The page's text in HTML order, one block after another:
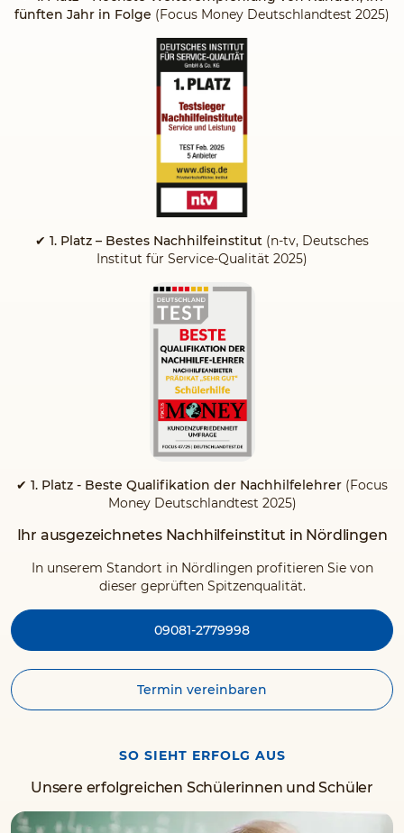
fünften Jahr in Folge (Focus Money Deutschlandtest 2025)
✔ 1. Platz – Bestes Nachhilfeinstitut (n-tv, Deutsches
Institut für Service-Qualität 2025)
✔ 1. Platz - Beste Qualifikation der Nachhilfelehrer (Focus
Money Deutschlandtest 2025)
Ihr ausgezeichnetes Nachhilfeinstitut in Nördlingen
In unserem Standort in Nördlingen profitieren Sie von
dieser geprüften Spitzenqualität.
09081-2779998
Termin vereinbaren
SO SIEHT ERFOLG AUS
Unsere erfolgreichen Schülerinnen und Schüler